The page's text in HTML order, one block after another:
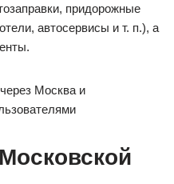
придорожные
автосервисы и т. п.), а
Москва и